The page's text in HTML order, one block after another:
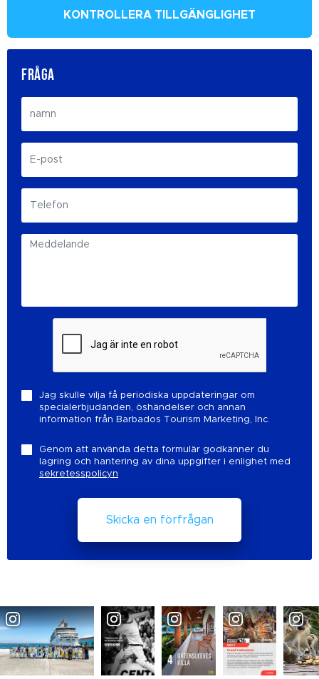
KONTROLLERA TILLGÄNGLIGHET
FRÅGA
Jag skulle vilja få periodiska uppdateringar om
specialerbjudanden, öshändelser och annan
information från Barbados Tourism Marketing, Inc.
Genom att använda detta formulär godkänner du
lagring och hantering av dina uppgifter i enlighet med
sekretesspolicyn